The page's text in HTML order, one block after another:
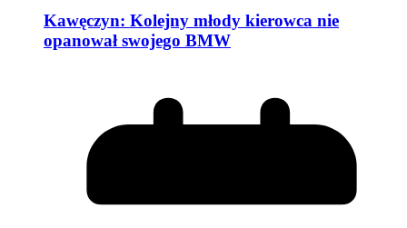
Kawęczyn: Kolejny młody kierowca nie
opanował swojego BMW